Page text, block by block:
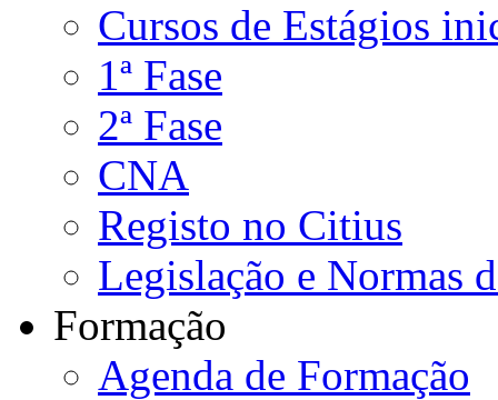
Cursos de Estágios
1ª Fase
2ª Fase
CNA
Registo no Citius
Legislação e Normas
Formação
Agenda de Formação